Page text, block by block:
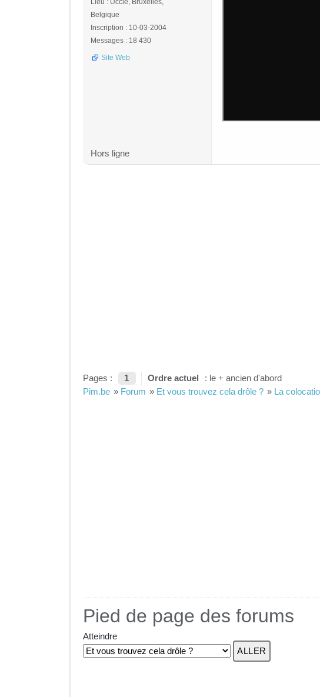
Lieu : Uccle, Bruxelles,
Belgique
Inscription : 10-03-2004
Messages : 18 430
Site Web
Hors ligne
Pages : 1 Ordre actuel
: le + ancien d'abord
Pim.be » Forum » Et vous trouvez cela drôle ? » La
Pied de page des forums
Atteindre